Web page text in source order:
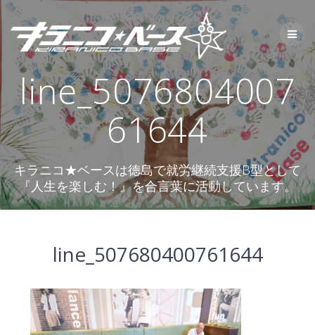
コ
ン
テ
ン
ツ
へ
ス
キ
ッ
プ
line_5076804007
61644
キラニコ★ベースは徳島で就労継続支援B型として
『人生を楽しむ！』を合言葉に活動しています。
line_507680400761644